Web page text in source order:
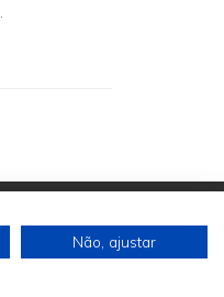
Não, ajustar